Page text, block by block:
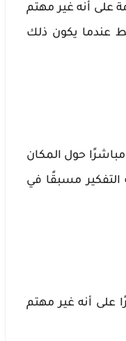
على أنه غير مهتم
عندما يكون ذلك
حول المكان
التفكير مسبقًا في
على أنه غير مهتم